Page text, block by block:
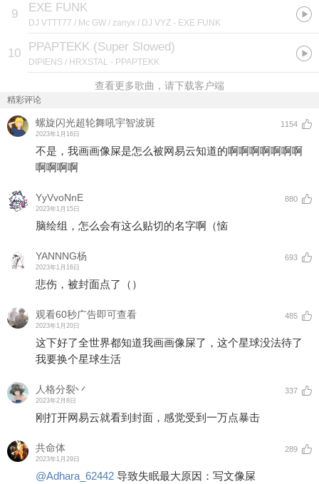
9 EXE FUNK
DJ VTTT77 / Mc GW / zanyx / DJ VYZ - EXE FUNK
10 PPAPTEKK (Super Slowed)
DIPIENS / HRXSTAL - PPAPTEKK
查看更多歌曲，请下载客户端
精彩评论
螺旋闪光超轮舞吼宇智波斑
2023年1月16日
1154
不是，我画画像屎是怎么被网易云知道的啊啊啊啊啊啊啊
啊啊啊啊
YyVvoNnE
2023年1月15日
880
脑绘组，怎么会有这么贴切的名字啊（恼
YANNNG杨
2023年1月16日
693
悲伤，被封面点了（）
观看60秒广告即可查看
2023年1月20日
485
这下好了全世界都知道我画画像屎了，这个星球没法待了
我要换个星球生活
人格分裂丷
2023年2月8日
337
刚打开网易云就看到封面，感觉受到一万点暴击
共命体
2023年1月29日
289
@Adhara_62442 导致失眠最大原因：写文像屎